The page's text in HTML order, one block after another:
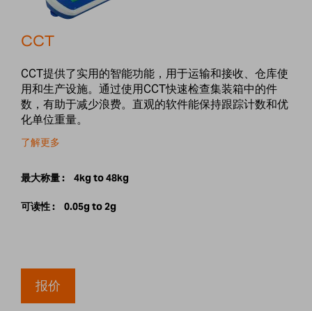
CCT
CCT提供了实用的智能功能，用于运输和接收、仓库使
用和生产设施。通过使用CCT快速检查集装箱中的件
数，有助于减少浪费。直观的软件能保持跟踪计数和优
化单位重量。
了解更多
最大称量 : 4kg to 48kg
可读性 : 0.05g to 2g
报价